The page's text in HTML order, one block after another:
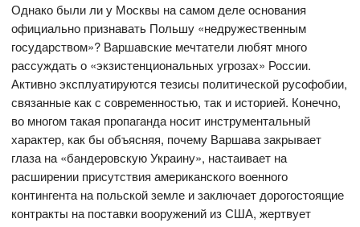
Однако были ли у Москвы на самом деле основания
официально признавать Польшу «недружественным
государством»? Варшавские мечтатели любят много
рассуждать о «экзистенциональных угрозах» России.
Активно эксплуатируются тезисы политической русофобии,
связанные как с современностью, так и историей. Конечно,
во многом такая пропаганда носит инструментальный
характер, как бы объясняя, почему Варшава закрывает
глаза на «бандеровскую Украину», настаивает на
расширении присутствия американского военного
контингента на польской земле и заключает дорогостоящие
контракты на поставки вооружений из США, жертвует